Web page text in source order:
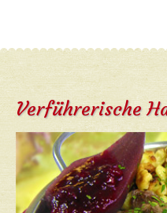
Verführerische